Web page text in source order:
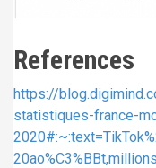
References
https://
statistiques-france-